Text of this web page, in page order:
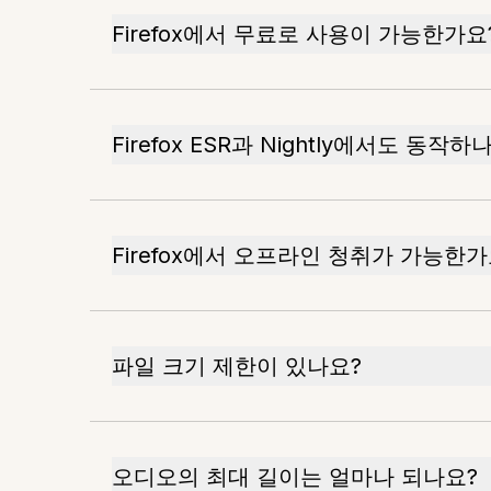
Firefox에서 무료로 사용이 가능한가요
Firefox ESR과 Nightly에서도 동작하
Firefox에서 오프라인 청취가 가능한가
파일 크기 제한이 있나요?
오디오의 최대 길이는 얼마나 되나요?